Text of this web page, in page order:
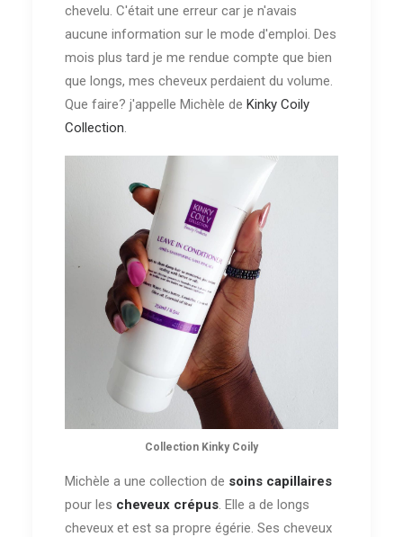
chevelu. C'était une erreur car je n'avais
aucune information sur le mode d'emploi. Des
mois plus tard je me rendue compte que bien
que longs, mes cheveux perdaient du volume.
Que faire? j'appelle Michèle de Kinky Coily
Collection.
Collection Kinky Coily
Michèle a une collection de soins capillaires
pour les cheveux crépus. Elle a de longs
cheveux et est sa propre égérie. Ses cheveux